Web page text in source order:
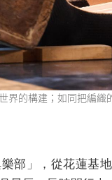
界的構建；如同把編
部」，從花蓮基
星辰。長時間行